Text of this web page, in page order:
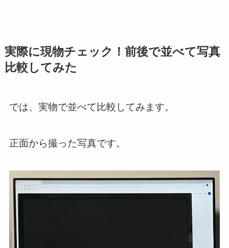
実際に現物チェック！前後で並べて写真
比較してみた
では、実物で並べて比較してみます。
正面から撮った写真です。